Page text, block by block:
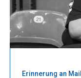
Erinnerung an